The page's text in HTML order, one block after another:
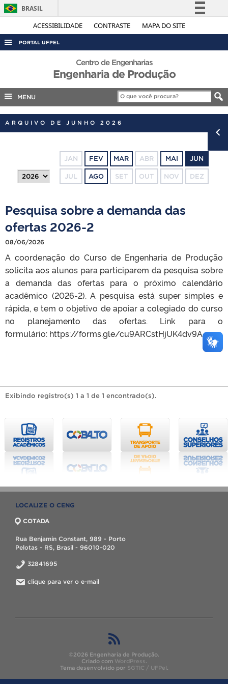
ACESSIBILIDADE CONTRASTE MAPA DO SITE
BRASIL
Simplifique!
Acesso à informação
Canais
PORTAL UFPEL
ACESSO À INFORMAÇÃO
COBALTO
PORTARIAS
Centro de Engenharias
Engenharia de Produção
MENU
ARQUIVO DE JUNHO 2026
JAN FEV MAR ABR MAI JUN
JUL AGO SET OUT NOV DEZ
Pesquisa sobre a demanda das
ofertas 2026-2
08/06/2026
A coordenação do Curso de Engenharia de Produção
solicita aos alunos para participarem da pesquisa sobre
a demanda das ofertas para o próximo calendário
acadêmico (2026-2). A pesquisa está super simples e
rápida, e tem o objetivo de apoiar a colegiado do curso
no planejamento das ofertas. Link para o
formulário: https://forms.gle/cu9ARCstHjUK4dv9A
Exibindo registro(s) 1 a 1 de 1 encontrado(s).
LOCALIZE O CENG
COTADA
Rua Benjamin Constant, 989 - Porto
Pelotas - RS, Brasil - 96010-020
32841695
clique para ver o e-mail
©2026 Engenharia de Produção.
Criado com WordPress.
Tema desenvolvido por SGTIC / UFPel.